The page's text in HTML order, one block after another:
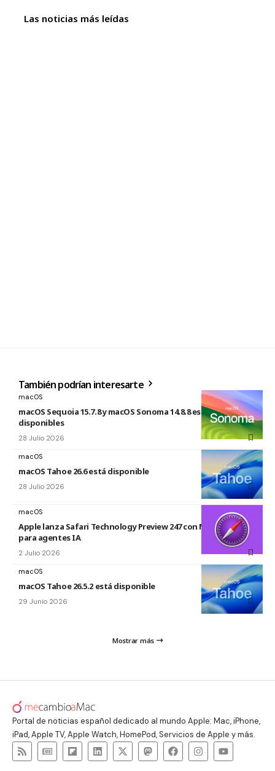
Las noticias más leídas
También podrían interesarte
macOS
macOS Sequoia 15.7.8 y macOS Sonoma 14.8.8 están
disponibles
28 Julio 2026
macOS
macOS Tahoe 26.6 está disponible
28 Julio 2026
macOS
Apple lanza Safari Technology Preview 247 con MCP Server
para agentes IA
2 Julio 2026
macOS
macOS Tahoe 26.5.2 está disponible
29 Junio 2026
Mostrar más
Portal de noticias español dedicado al mundo Apple: Mac, iPhone,
iPad, Apple TV, Apple Watch, HomePod, Servicios de Apple y más.